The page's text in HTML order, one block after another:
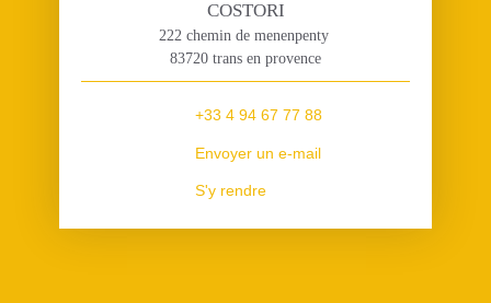
COSTORI
222 chemin de menenpenty
83720 trans en provence
+33 4 94 67 77 88
Envoyer un e-mail
S'y rendre